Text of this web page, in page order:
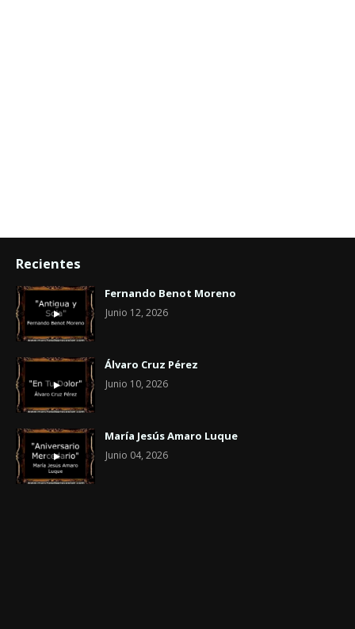
Recientes
Fernando Benot Moreno
Junio 12, 2026
Álvaro Cruz Pérez
Junio 10, 2026
María Jesús Amaro Luque
Junio 04, 2026